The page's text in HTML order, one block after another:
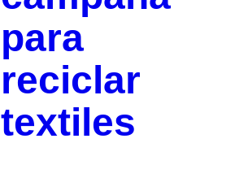
para
reciclar
textiles